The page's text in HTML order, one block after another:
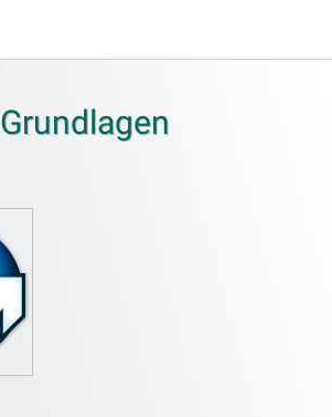
Grundlagen